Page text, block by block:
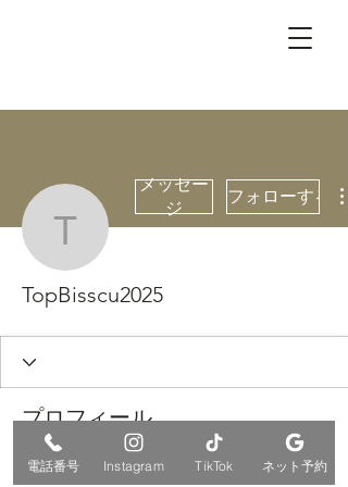
TopBisscu2025
メッセー
ジ
フォローする
TopBisscu2025
プロフィール
登録日： 2025年10月28日
電話番号 Instagram TikTok ネット予約